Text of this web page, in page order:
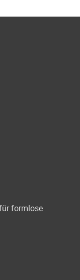
formlose